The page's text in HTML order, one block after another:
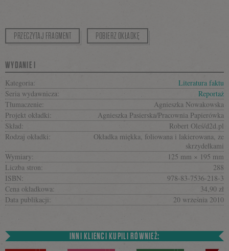
PRZECZYTAJ FRAGMENT POBIERZ OKŁADKĘ
WYDANIE I
Kategoria:
Literatura faktu
Seria wydawnicza:
Reportaż
Tłumaczenie:
Agnieszka Nowakowska
Projekt okładki:
Agnieszka Pasierska/Pracownia Papierówka
Skład:
Robert Oleś/d2d.pl
Rodzaj okładki:
Okładka miękka, foliowana i lakierowana, ze
skrzydełkami
Wymiary:
125 mm × 195 mm
Liczba stron:
288
ISBN:
978-83-7536-218-3
Cena okładkowa:
34,90 zł
Data publikacji:
20 września 2010
INNI KLIENCI KUPILI RÓWNIEŻ: